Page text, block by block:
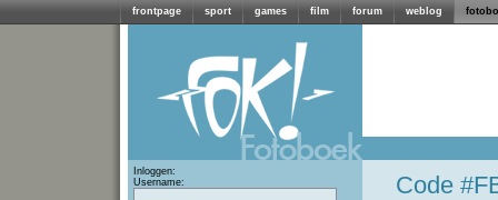
frontpage sport games film forum weblog
Inloggen:
Username:
Code